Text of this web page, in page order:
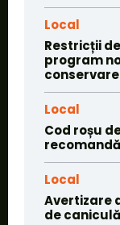
Local
Restricții
program
Local
Cod roșu
Local
Avertizare
de